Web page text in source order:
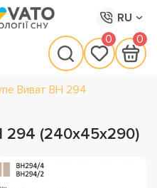
RU
0 0
Виват ВН 294
(240х45х290)